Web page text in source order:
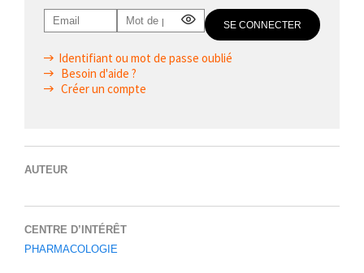
Identifiant ou mot de passe oublié
Besoin d'aide ?
Créer un compte
AUTEUR
CENTRE D’INTÉRÊT
PHARMACOLOGIE